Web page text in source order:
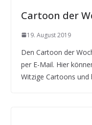
Cartoon der
19. August 2019
Den Cartoon der
per E-Mail. Hier
Witzige Cartoons und